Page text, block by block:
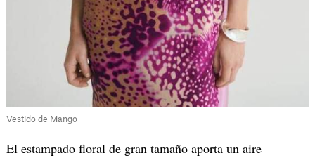
Vestido de Mango
El estampado floral de gran tamaño aporta un aire